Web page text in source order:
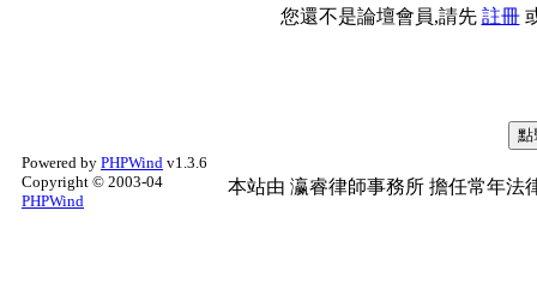
您還不是論壇會員,請先 註冊
Powered by PHPWind v1.3.6
Copyright © 2003-04
PHPWind
本站由 瀛睿律師事務所 擔任常年法